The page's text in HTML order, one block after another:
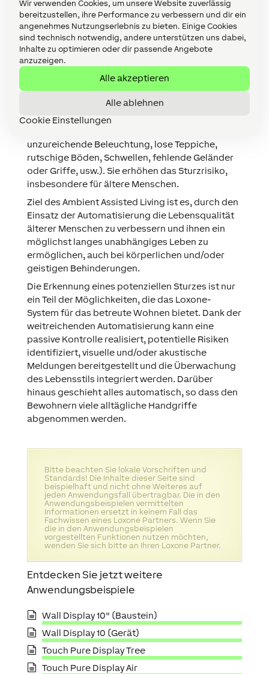
Wir verwenden Cookies, um unsere Website zuverlässig
bereitzustellen, ihre Performance zu verbessern und dir ein
angenehmes Nutzungserlebnis zu bieten. Einige Cookies
sind technisch notwendig, andere unterstützen uns dabei,
Inhalte zu optimieren oder dir passende Angebote
anzuzeigen.
Alle akzeptieren
Alle ablehnen
Cookie Einstellungen
Laut einer Studie stürzt jede dritte Person über
65 Jahre mindestens einmal im Jahr, davon 21 bis
45 Prozent wiederholt. Bei den Bewohnern von
Pflegeheimen sind diese Zahlen noch höher:
Etwa 50 bis 70 Prozent stürzen mindestens
einmal pro Jahr. Bei älteren Menschen mit
Demenz liegt die Sturzrate sogar bei 66 Prozent.
Sowohl Gegenstände als auch die Umstände in
der (Wohn-)Umgebung einer älteren Person
unzureichende Beleuchtung, lose Teppiche,
rutschige Böden, Schwellen, fehlende Geländer
oder Griffe, usw.). Sie erhöhen das Sturzrisiko,
insbesondere für ältere Menschen.
Ziel des Ambient Assisted Living ist es, durch den
Einsatz der Automatisierung die Lebensqualität
älterer Menschen zu verbessern und ihnen ein
möglichst langes unabhängiges Leben zu
ermöglichen, auch bei körperlichen und/oder
geistigen Behinderungen.
Die Erkennung eines potenziellen Sturzes ist nur
ein Teil der Möglichkeiten, die das Loxone-
System für das betreute Wohnen bietet. Dank der
weitreichenden Automatisierung kann eine
passive Kontrolle realisiert, potentielle Risiken
identifiziert, visuelle und/oder akustische
Meldungen bereitgestellt und die Überwachung
des Lebensstils integriert werden. Darüber
hinaus geschieht alles automatisch, so dass den
Bewohnern viele alltägliche Handgriffe
abgenommen werden.
Bitte beachten Sie lokale Vorschriften und
Standards! Die Inhalte dieser Seite sind
beispielhaft und nicht ohne Weiteres auf
jeden Anwendungsfall übertragbar. Die in den
Anwendungsbeispielen vermittelten
Informationen ersetzt in keinem Fall das
Fachwissen eines Loxone Partners. Wenn Sie
die in den Anwendungsbeispielen
vorgestellten Funktionen nutzen möchten,
wenden Sie sich bitte an Ihren Loxone Partner.
Entdecken Sie jetzt weitere
Anwendungsbeispiele
Wall Display 10" (Baustein)
Wall Display 10 (Gerät)
Touch Pure Display Tree
Touch Pure Display Air